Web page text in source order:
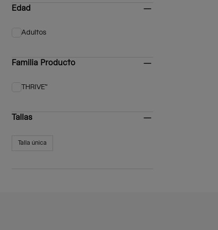
Edad
Adultos
Afinar por Edad: Adultos
Familia Producto
THRIVE™
Afinar por Familia Producto: THRIVE™
Tallas
Talla únicaAfinar por Tallas: Talla única